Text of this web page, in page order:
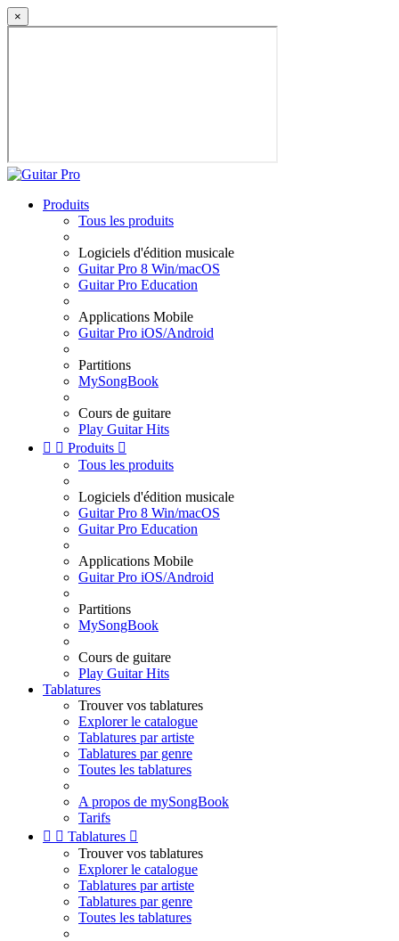
×
Produits
Tous les produits
Logiciels d'édition musicale
Guitar Pro 8 Win/macOS
Guitar Pro Education
Applications Mobile
Guitar Pro iOS/Android
Partitions
MySongBook
Cours de guitare
Play Guitar Hits
  Produits 
Tous les produits
Logiciels d'édition musicale
Guitar Pro 8 Win/macOS
Guitar Pro Education
Applications Mobile
Guitar Pro iOS/Android
Partitions
MySongBook
Cours de guitare
Play Guitar Hits
Tablatures
Trouver vos tablatures
Explorer le catalogue
Tablatures par artiste
Tablatures par genre
Toutes les tablatures
A propos de mySongBook
Tarifs
  Tablatures 
Trouver vos tablatures
Explorer le catalogue
Tablatures par artiste
Tablatures par genre
Toutes les tablatures